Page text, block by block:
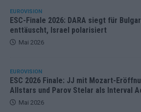
EUROVISION
ESC-Finale 2026: DARA siegt für
enttäuscht, Israel polarisiert
Mai 2026
EUROVISION
ESC 2026 Finale: JJ mit Mozart-
Allstars und Parov Stelar als Interval
Mai 2026